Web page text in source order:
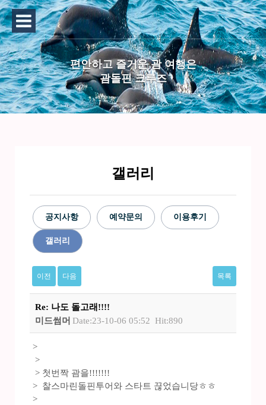
편안하고 즐거운 괌 여행은
괌돌핀 크루즈
갤러리
공지사항 예약문의 이용후기
갤러리
이전 다음 목록
Re: 나도 돌고래!!!!
미드썸머 Date:23-10-06 05:52 Hit:890
>
>
> 첫번짝 괌을!!!!!!!
> 찰스마린돌핀투어와 스타트 끊었습니당ㅎㅎ
>